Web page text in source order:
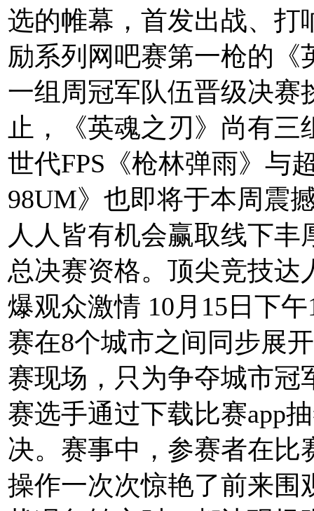
选的帷幕，首发出战、打
励系列网吧赛第一枪的《
一组周冠军队伍晋级决赛
止，《英魂之刃》尚有
世代FPS《枪林弹雨》与
98UM》也即将于本周震
人人皆有机会赢取线下
总决赛资格。顶尖竞技达
爆观众激情 10月15日下
赛在8个城市之间同步展
赛现场，只为争夺城市冠
赛选手通过下载比赛app
决。赛事中，参赛者在比
操作一次次惊艳了前来围